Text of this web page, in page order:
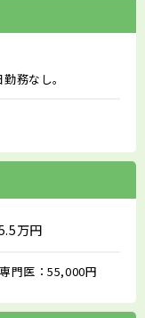
務なし。
万円
門医：55,000円